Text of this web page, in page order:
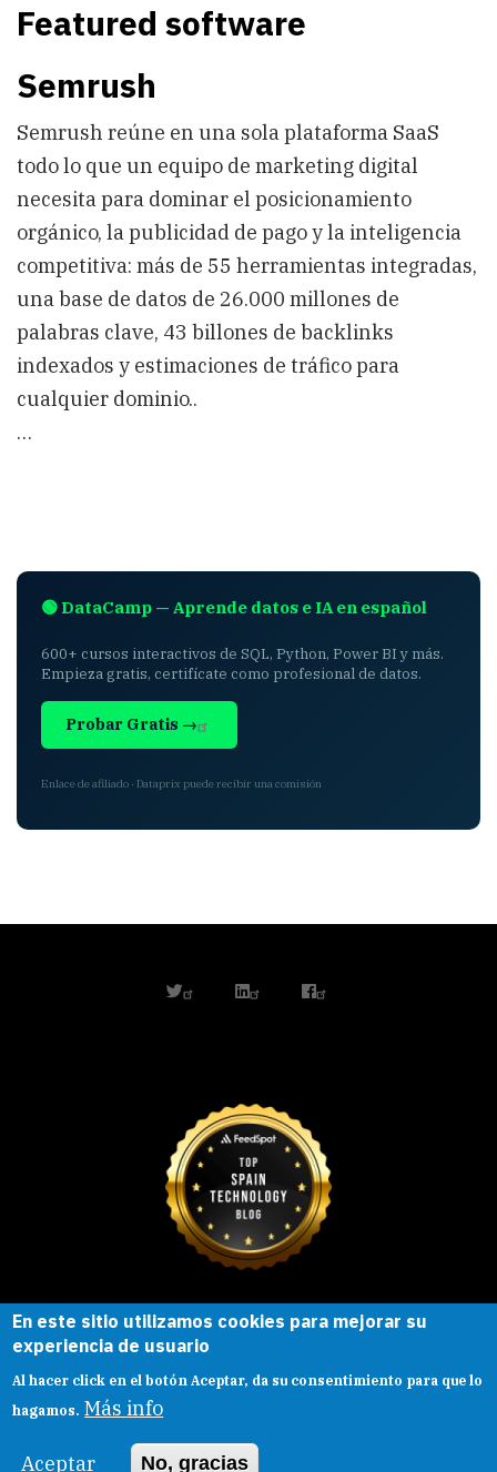
Featured software
Semrush
Semrush reúne en una sola plataforma SaaS
todo lo que un equipo de marketing digital
necesita para dominar el posicionamiento
orgánico, la publicidad de pago y la inteligencia
competitiva: más de 55 herramientas integradas,
una base de datos de 26.000 millones de
palabras clave, 43 billones de backlinks
indexados y estimaciones de tráfico para
cualquier dominio..
…
🟢 DataCamp — Aprende datos e IA en español
600+ cursos interactivos de SQL, Python, Power BI y más.
Empieza gratis, certifícate como profesional de datos.
Probar Gratis →
Enlace de afiliado · Dataprix puede recibir una comisión
twitterlinkedinfacebook
Esta obra está bajo una
Creative Commons
Reconocimiento-
CompartirIgual |
En este sitio utilizamos cookies para mejorar su
experiencia de usuario
Al hacer click en el botón Aceptar, da su consentimiento para que lo
hagamos. Más info
Aceptar No, gracias